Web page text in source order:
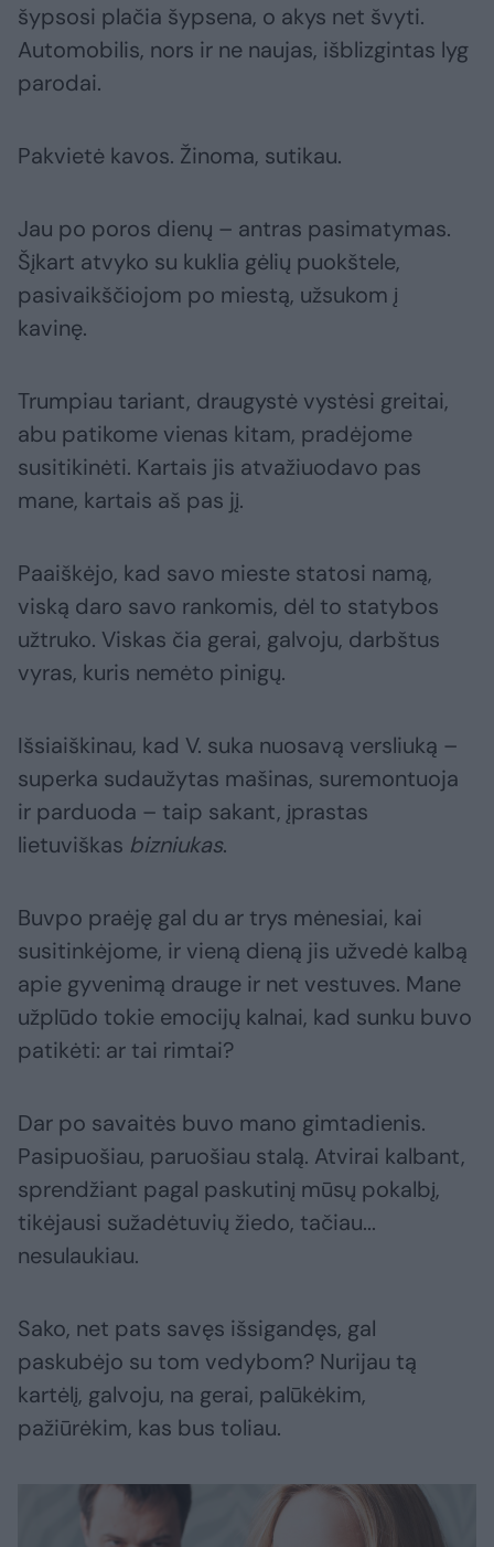
šypsosi plačia šypsena, o akys net švyti.
Automobilis, nors ir ne naujas, išblizgintas lyg
parodai.
Pakvietė kavos. Žinoma, sutikau.
Jau po poros dienų – antras pasimatymas.
Šįkart atvyko su kuklia gėlių puokštele,
pasivaikščiojom po miestą, užsukom į
kavinę.
Trumpiau tariant, draugystė vystėsi greitai,
abu patikome vienas kitam, pradėjome
susitikinėti. Kartais jis atvažiuodavo pas
mane, kartais aš pas jį.
Paaiškėjo, kad savo mieste statosi namą,
viską daro savo rankomis, dėl to statybos
užtruko. Viskas čia gerai, galvoju, darbštus
vyras, kuris nemėto pinigų.
Išsiaiškinau, kad V. suka nuosavą versliuką –
superka sudaužytas mašinas, suremontuoja
ir parduoda – taip sakant, įprastas
lietuviškas bizniukas.
Buvpo praėję gal du ar trys mėnesiai, kai
susitinkėjome, ir vieną dieną jis užvedė kalbą
apie gyvenimą drauge ir net vestuves. Mane
užplūdo tokie emocijų kalnai, kad sunku buvo
patikėti: ar tai rimtai?
Dar po savaitės buvo mano gimtadienis.
Pasipuošiau, paruošiau stalą. Atvirai kalbant,
sprendžiant pagal paskutinį mūsų pokalbį,
tikėjausi sužadėtuvių žiedo, tačiau...
nesulaukiau.
Sako, net pats savęs išsigandęs, gal
paskubėjo su tom vedybom? Nurijau tą
kartėlį, galvoju, na gerai, palūkėkim,
pažiūrėkim, kas bus toliau.